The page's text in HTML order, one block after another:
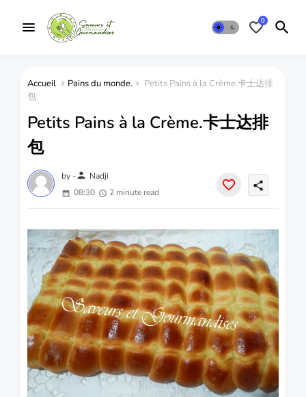
0
Accueil Pains du monde.
Petits Pains à la Crème.卡士达排
包
Petits Pains à la Crème.卡士达排
包
by -person Nadji
08:30
2 minute read
share